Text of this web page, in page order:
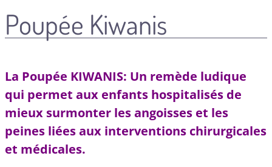
Poupée Kiwanis
La Poupée KIWANIS: Un remède ludique
qui permet aux enfants hospitalisés de
mieux surmonter les angoisses et les
peines liées aux interventions chirurgicales
et médicales.